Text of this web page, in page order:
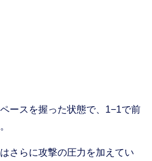
ースを握った状態で、1−1で前
さらに攻撃の圧力を加えてい